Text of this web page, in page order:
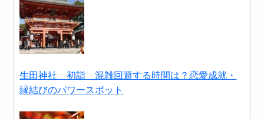
生田神社 初詣 混雑回避する時間は？恋愛成就・
縁結びのパワースポット